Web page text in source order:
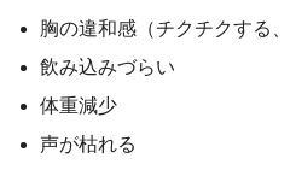
胸の違和感（チクチクする
飲み込みづらい
体重減少
声が枯れる